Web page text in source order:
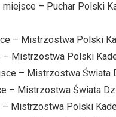
– Puchar Polski
– Mistrzostwa Polski
Mistrzostwa Polski
– Mistrzostwa
– Mistrzostwa Świata
Mistrzostwa Polski